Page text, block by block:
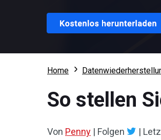
Home
So stellen
Von Penny | Folgen |